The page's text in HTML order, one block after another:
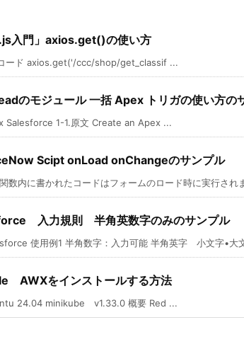
入門」axios.get()の使い方
ード axios.get('/ccc/shop/get_classif ...
のモジュール 一括 Apex トリガの使い方の
Salesforce 1-1.原文 Create an Apex ...
Scipt onLoad onChangeのサンプル
数内に書かれたコードはフォームのロード時に実行され
入力規則 半角英数字のみのサンプル
使用例1 半角数字：入力可能 半角英字 小文字•大
AWXをインストールする方法
24.04 minikube v1.33.0 概要 Red ...